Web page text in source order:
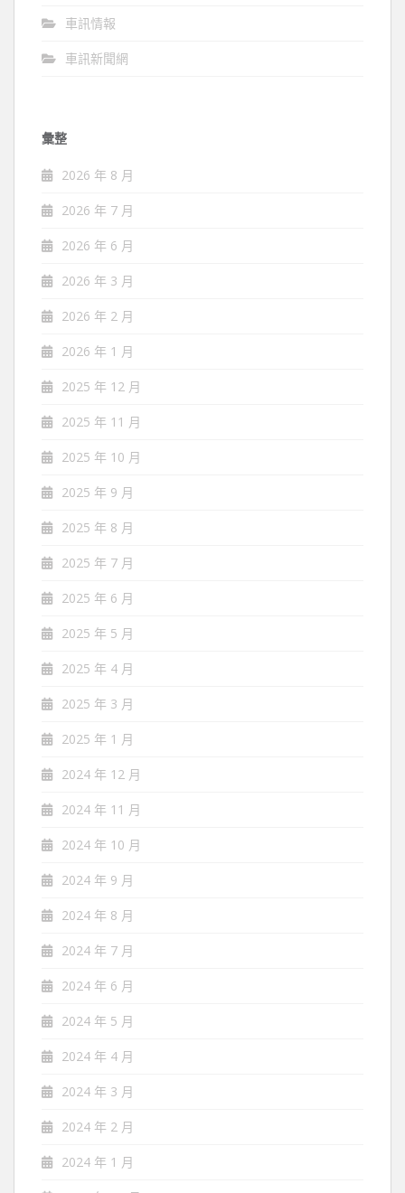
車訊情報
車訊新聞網
彙整
2026 年 8 月
2026 年 7 月
2026 年 6 月
2026 年 3 月
2026 年 2 月
2026 年 1 月
2025 年 12 月
2025 年 11 月
2025 年 10 月
2025 年 9 月
2025 年 8 月
2025 年 7 月
2025 年 6 月
2025 年 5 月
2025 年 4 月
2025 年 3 月
2025 年 1 月
2024 年 12 月
2024 年 11 月
2024 年 10 月
2024 年 9 月
2024 年 8 月
2024 年 7 月
2024 年 6 月
2024 年 5 月
2024 年 4 月
2024 年 3 月
2024 年 2 月
2024 年 1 月